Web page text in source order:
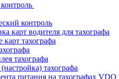
контроль
карт водителя для тахографа
тахографа
тахографа
тахографа
питания на тахографах